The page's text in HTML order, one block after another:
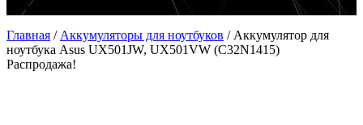
Главная / Аккумуляторы для ноутбуков / Аккумулятор для
ноутбука Asus UX501JW, UX501VW (C32N1415)
Распродажа!